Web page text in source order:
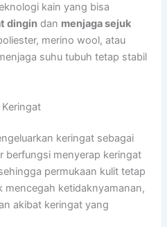
kain yang bisa
dingin dan menjaga sejuk
merino wool, atau
suhu tubuh tetap stabil
keringat sebagai
berfungsi menyerap keringat
permukaan kulit tetap
mencegah ketidaknyamanan,
akibat keringat yang